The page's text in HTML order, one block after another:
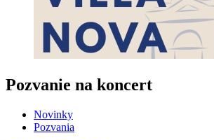
Pozvanie na koncert
Novinky
Pozvania